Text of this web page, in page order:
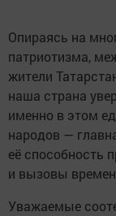
Опираясь на
патриотизма,
жители
наша страна
именно в этом
народов —
её способность
и вызовы
Уважаемые